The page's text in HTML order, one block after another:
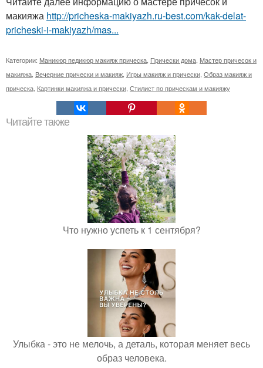
макияжа http://pricheska-makiyazh.ru-best.com/kak-delat-
pricheski-i-makiyazh/mas...
Категории: Маникюр педикюр макияж прическа Прически дома Мастер причесок и
макияжа Вечерние прически и макияж Игры макияж и прически Образ макияж и
прическа Картинки макияжа и прически Стилист по прическам и макияжу
Читайте также
Что нужно успеть к 1 сентября?
Улыбка - это не мелочь, а деталь, которая меняет весь
образ человека.